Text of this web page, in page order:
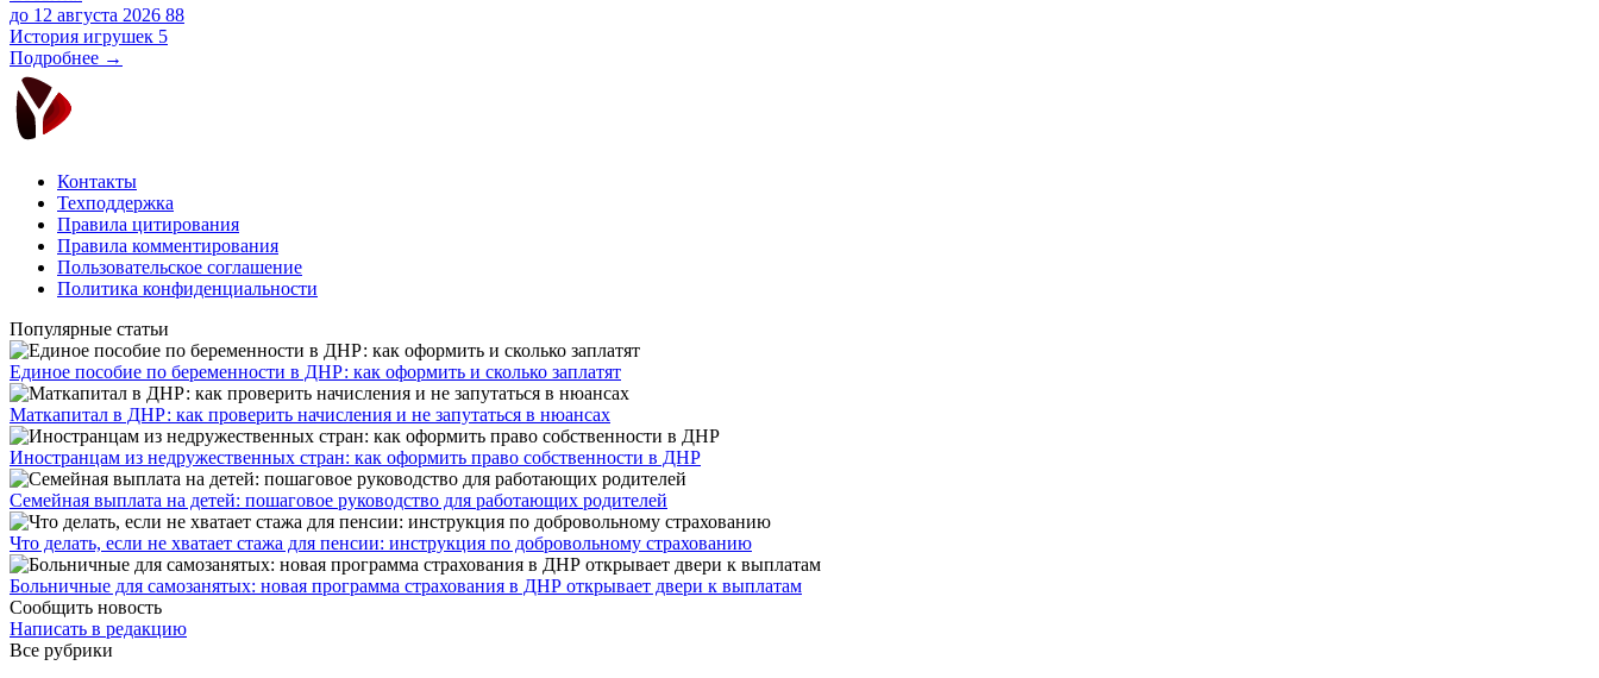
до 12 августа 2026 88
История игрушек 5
Подробнее →
Контакты
Техподдержка
Правила цитирования
Правила комментирования
Пользовательское соглашение
Политика конфиденциальности
Популярные статьи
Единое пособие по беременности в ДНР: как оформить и сколько заплатят
​Маткапитал в ДНР: как проверить начисления и не запутаться в нюансах
Иностранцам из недружественных стран: как оформить право собственности в ДНР
Семейная выплата на детей: пошаговое руководство для работающих родителей
Что делать, если не хватает стажа для пенсии: инструкция по добровольному страхованию
Больничные для самозанятых: новая программа страхования в ДНР открывает двери к выплатам
Сообщить новость
Написать в редакцию
Все рубрики